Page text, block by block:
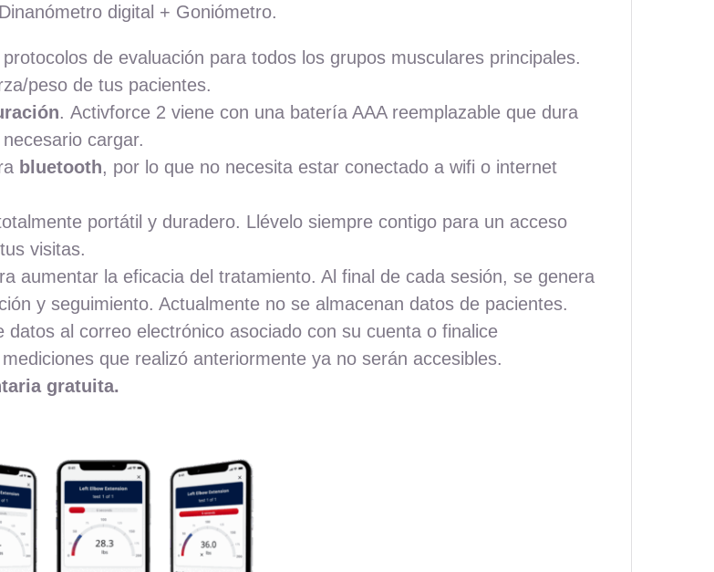
digital + Goniómetro.
de evaluación para todos los grupos musculares principales.
peso de tus pacientes.
. Activforce 2 viene con una batería AAA reemplazable que dura
cargar.
bluetooth, por lo que no necesita estar conectado a wifi o internet
portátil y duradero. Llévelo siempre contigo para un acceso
visitas.
aumentar la eficacia del tratamiento. Al final de cada sesión, se genera
y seguimiento. Actualmente no se almacenan datos de pacientes.
al correo electrónico asociado con su cuenta o finalice
que realizó anteriormente ya no serán accesibles.
gratuita.